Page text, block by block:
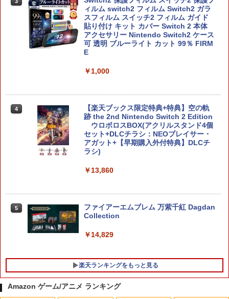
ィルム switch2 フィルム Switch2 ガラ
スフィルム スイッチ2 フィルム ガイド
貼り付け キット カバー Switch 2 本体
アクセサリー Nintendo Switch2 ケース
可 透明 ブルーライト カット 99％ FIRM
E
￥1,000
4
【楽天ブックス限定特典+特典】空の軌
跡 the 2nd Nintendo Switch 2 Edition
ウロボロスBOX(アクリルスタンド4個
セット+DLCチラシ：NEOブレイサー・
アガット+【早期購入外付特典】DLCチ
ラシ)
￥13,860
5
ファイアーエムブレム 万紫千紅 Dagdan
Collection
￥14,829
楽天ランキングをもっと見る
Amazon ゲーム/アニメ ランキング